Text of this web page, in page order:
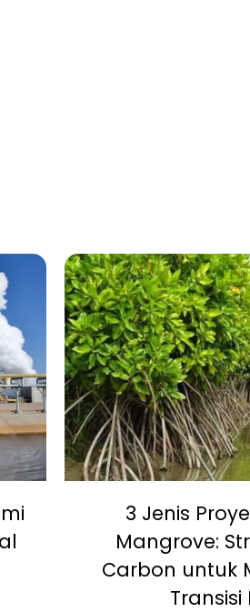
3 Jenis
Mangrove:
Carbon untuk
Transisi